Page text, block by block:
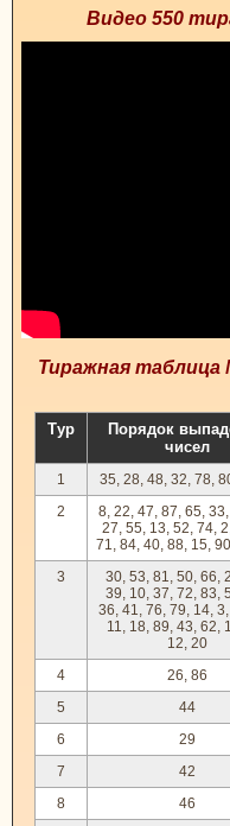
Видео 550
Тиражная
Тур
Порядок
чисел
1 35, 28, 48, 32, 78,
2
8, 22, 47, 87, 65,
27, 55, 13, 52, 74,
71, 84, 40, 88, 15,
3
30, 53, 81, 50, 66,
39, 10, 37, 72, 83,
36, 41, 76, 79, 14,
11, 18, 89, 43, 62,
12, 20
4 26, 86
5
44
6
29
7
42
8
46